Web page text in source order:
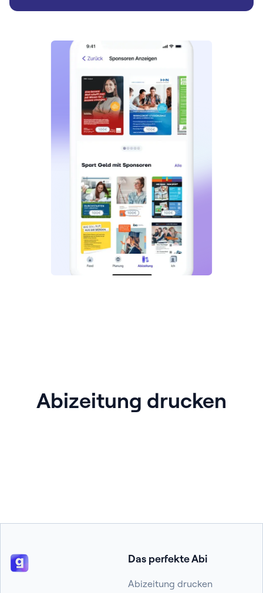
Abizeitung drucken
Das perfekte Abi
Abizeitung drucken